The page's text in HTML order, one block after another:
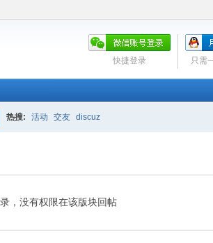
只需
快捷登录
热搜: 活动 交友 discuz
，没有权限在该版块回帖